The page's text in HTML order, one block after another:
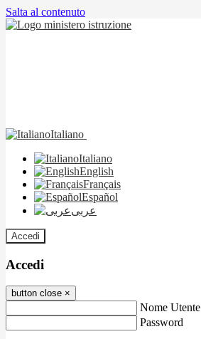
Salta al contenuto
Italiano
Italiano
English
Français
Español
عربى
Accedi
Accedi
button close ×
Nome Utente
Password